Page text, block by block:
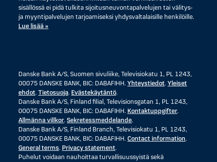
sisällössä ei pidä tulkita sijoitusneuvontapalvelujen tai välitys-
ja myyntipalvelujen tarjoamiseksi yhdysvaltalaisille henkilöille.
Lue lisää »
Danske Bank A/S, Suomen sivuliike, Televisiokatu 1, PL 1243,
00075 DANSKE BANK, BIC: DABAFIHH. Yhteystiedot. Yleiset
ehdot. Tietosuoja. Evästekäytäntö.
Danske Bank A/S, Finland filial, Televisionsgatan 1, PL 1243,
00075 DANSKE BANK, BIC: DABAFIHH. Kontaktuppgifter.
Allmänna villkor. Sekretessmeddelande.
Danske Bank A/S, Finland Branch, Televisiokatu 1, PL 1243,
00075 DANSKE BANK, BIC: DABAFIHH. Contact information.
General terms. Privacy statement.
Puhelut voidaan nauhoittaa turvallisuussyistä sekä